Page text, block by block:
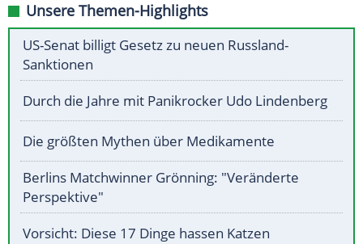
Unsere Themen-Highlights
US-Senat billigt Gesetz zu neuen Russland-
Sanktionen
Durch die Jahre mit Panikrocker Udo Lindenberg
Die größten Mythen über Medikamente
Berlins Matchwinner Grönning: "Veränderte
Perspektive"
Vorsicht: Diese 17 Dinge hassen Katzen